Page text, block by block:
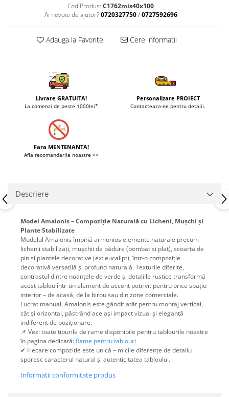
Cod Produs: C1762mis40x100
Ai nevoie de ajutor? 0720327750 /0727592696
Adauga la Favorite Cere informatii
Livrare GRATUITA!
La comenzi de peste 1000lei*
Personalizare PROIECT
Contacteaza-ne pentru detalii.
Fara MENTENANTA!
Afla recomandarile noastre <<
Descriere
Model Amalonis – Compoziție Naturală cu Licheni, Mușchi și
Plante Stabilizate
Modelul Amalonis îmbină armonios elemente naturale precum
lichenii stabilizați, mușchii de pădure (bombat și plat), scoarța de
pin și plantele decorative (ex: eucalipt), într-o compoziție
decorativă versatilă și profund naturală. Texturile diferite,
contrastul dintre nuanțele de verde și detaliile rustice transformă
acest tablou într-un element de accent potrivit pentru orice spațiu
interior – de acasă, de la birou sau din zone comerciale.
Lucrat manual, Amalonis este gândit atât pentru montaj vertical,
cât și orizontal, păstrând același impact vizual și eleganță
indiferent de poziționare.
📌 Vezi toate tipurile de rame disponibile pentru tablourile noastre
în pagina dedicată: Rame pentru tablouri
✔ Fiecare compoziție este unică – micile diferențe de detaliu
sporesc caracterul natural și autenticitatea tabloului.
Informatii conformitate produs